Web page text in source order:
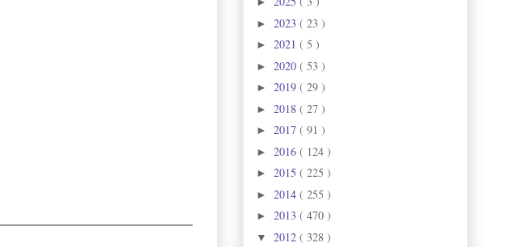
► 2023 ( 23 )
► 2021 ( 5 )
► 2020 ( 53 )
► 2019 ( 29 )
► 2018 ( 27 )
► 2017 ( 91 )
► 2016 ( 124 )
► 2015 ( 225 )
► 2014 ( 255 )
► 2013 ( 470 )
▼ 2012 ( 328 )